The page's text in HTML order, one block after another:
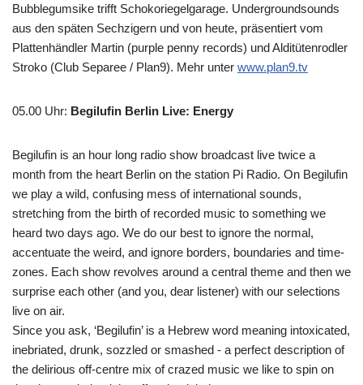
Bubblegumsike trifft Schokoriegelgarage. Undergroundsounds
aus den späten Sechzigern und von heute, präsentiert vom
Plattenhändler Martin (purple penny records) und Alditütenrodler
Stroko (Club Separee / Plan9). Mehr unter www.plan9.tv
05.00 Uhr: Begilufin Berlin Live: Energy
Begilufin is an hour long radio show broadcast live twice a
month from the heart Berlin on the station Pi Radio. On Begilufin
we play a wild, confusing mess of international sounds,
stretching from the birth of recorded music to something we
heard two days ago. We do our best to ignore the normal,
accentuate the weird, and ignore borders, boundaries and time-
zones. Each show revolves around a central theme and then we
surprise each other (and you, dear listener) with our selections
live on air.
Since you ask, ‘Begilufin’ is a Hebrew word meaning intoxicated,
inebriated, drunk, sozzled or smashed - a perfect description of
the delirious off-centre mix of crazed music we like to spin on